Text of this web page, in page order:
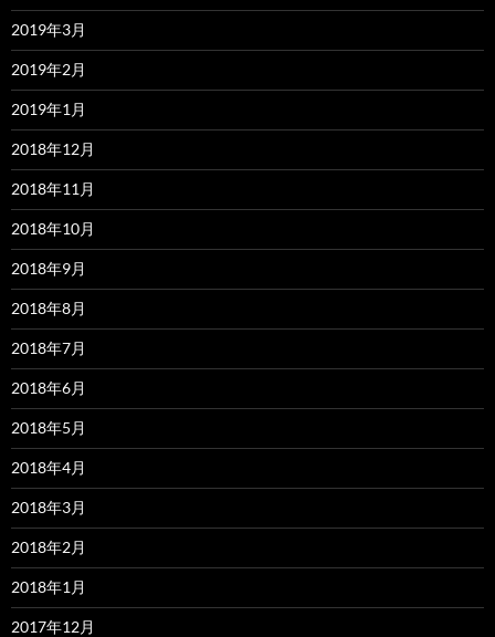
2019年3月
2019年2月
2019年1月
2018年12月
2018年11月
2018年10月
2018年9月
2018年8月
2018年7月
2018年6月
2018年5月
2018年4月
2018年3月
2018年2月
2018年1月
2017年12月